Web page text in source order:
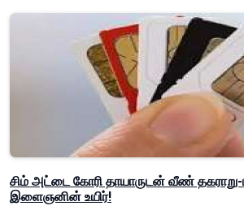
சிம் அட்டை கோரி தாயாருடன் வீண்
இளைஞனின் உயிர்!